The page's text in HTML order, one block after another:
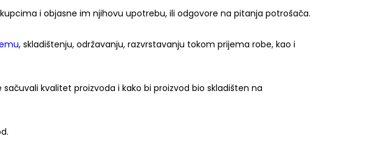
i objasne im njihovu upotrebu, ili odgovore na pitanja potrošača.
, skladištenju, održavanju, razvrstavanju tokom prijema robe, kao i
kvalitet proizvoda i kako bi proizvod bio skladišten na